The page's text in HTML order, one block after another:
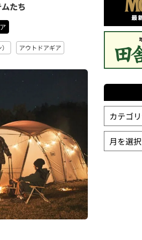
たち
アウトドアギア